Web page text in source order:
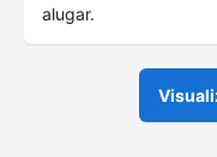
alugar.